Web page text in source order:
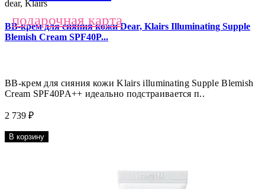
подарочная карта
dear, Klairs
ВВ-крем для сияния кожи Dear, Klairs Illuminating Supple
Blemish Cream SPF40P...
ВВ-крем для сияния кожи Klairs illuminating Supple Blemish
Cream SPF40PA++ идеально подстраивается п..
2 739 ₽
В корзину